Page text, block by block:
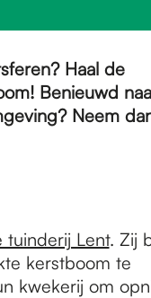
Haal de
Benieuwd
Neem
tuinderij Lent. Zij
kerstboom te
kwekerij om